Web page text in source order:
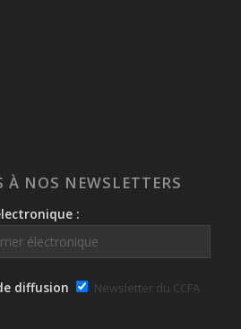
À NOS NEWSLETTERS
:
diffusion Newsletter du CCFA